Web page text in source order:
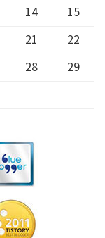
14 15
21 22
28 29